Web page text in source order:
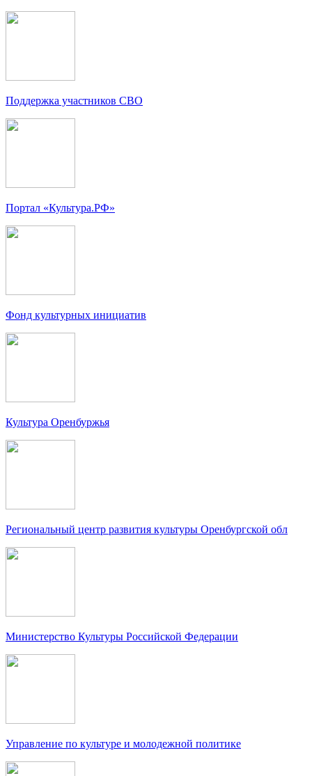
Поддержка участников СВО
Портал «Культура.РФ»
Фонд культурных инициатив
Культура Оренбуржья
Региональный центр развития культуры Оренбургской обл
Министерство Культуры Российской Федерации
Управление по культуре и молодежной политике